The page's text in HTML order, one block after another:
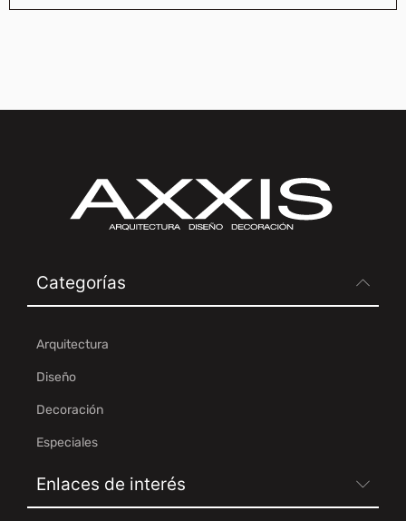
Categorías
Arquitectura
Diseño
Decoración
Especiales
Enlaces de interés